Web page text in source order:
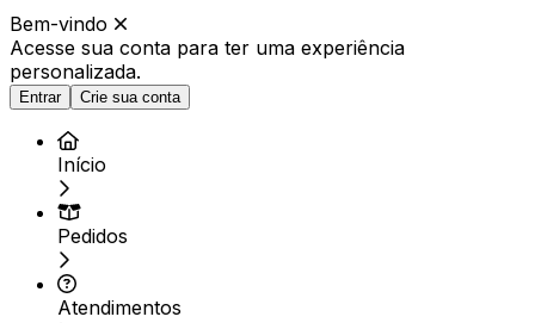
Bem-vindo
Acesse sua conta para ter uma experiência
personalizada.
Entrar Crie sua conta
Início
Pedidos
Atendimentos